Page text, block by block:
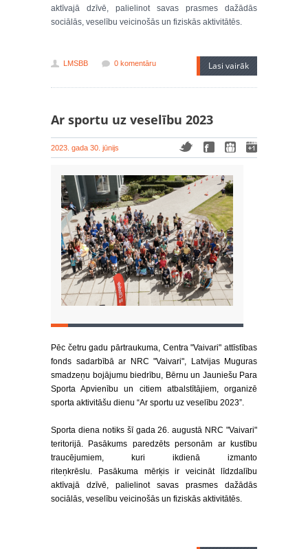
aktīvajā dzīvē, palielinot savas prasmes dažādās
sociālās, veselību veicinošās un fiziskās aktivitātēs.
LMSBB 0 komentāru Lasi vairāk
Ar sportu uz veselību 2023
2023. gada 30. jūnijs
Pēc četru gadu pārtraukuma, Centra "Vaivari" attīstības
fonds sadarbībā ar NRC "Vaivari", Latvijas Muguras
smadzeņu bojājumu biedrību, Bērnu un Jauniešu Para
Sporta Apvienību un citiem atbalstītājiem, organizē
sporta aktivitāšu dienu “Ar sportu uz veselību 2023”.
Sporta diena notiks šī gada 26. augustā NRC "Vaivari"
teritorijā. Pasākums paredzēts personām ar kustību
traucējumiem, kuri ikdienā izmanto
riteņkrēslu. Pasākuma mērķis ir veicināt līdzdalību
aktīvajā dzīvē, palielinot savas prasmes dažādās
sociālās, veselību veicinošās un fiziskās aktivitātēs.